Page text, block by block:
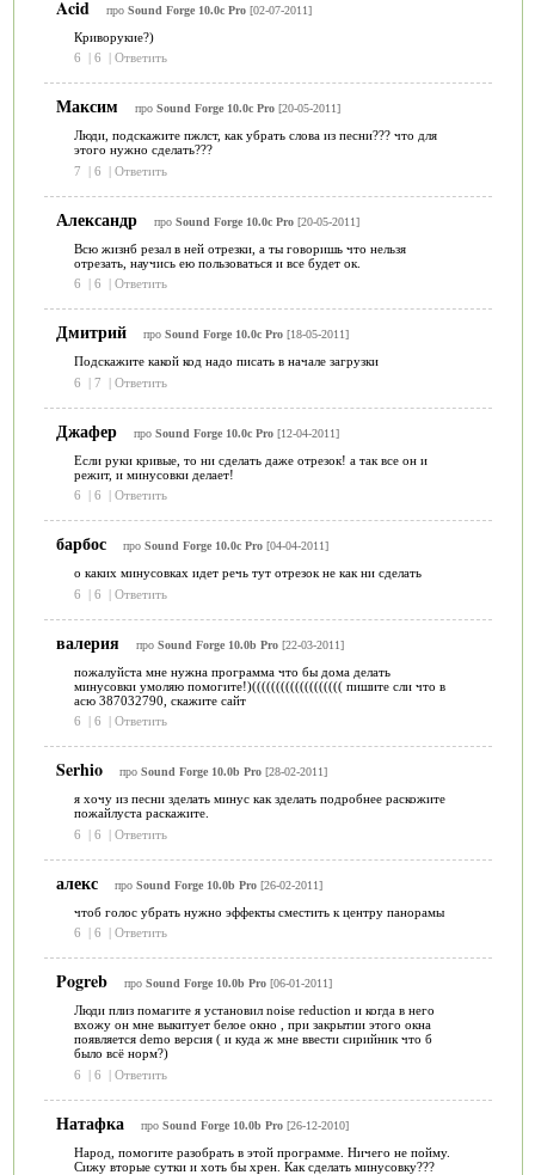
Acid про Sound Forge 10.0c Pro[02-07-2011]
Криворукие?)
6
| 6 | Ответить
Максим про Sound Forge 10.0c Pro[20-05-2011]
Люди, подскажите пжлст, как убрать слова из песни??? что для
этого нужно сделать???
7
| 6 | Ответить
Александр про Sound Forge 10.0c Pro[20-05-2011]
Всю жизнб резал в ней отрезки, а ты говоришь что нельзя
отрезать, научись ею пользоваться и все будет ок.
6
| 6 | Ответить
Дмитрий про Sound Forge 10.0c Pro[18-05-2011]
Подскажите какой код надо писать в начале загрузки
6
| 7 | Ответить
Джафер про Sound Forge 10.0c Pro[12-04-2011]
Если руки кривые, то ни сделать даже отрезок! а так все он и
режит, и минусовки делает!
6
| 6 | Ответить
барбос про Sound Forge 10.0c Pro[04-04-2011]
о каких минусовках идет речь тут отрезок не как ни сделать
6
| 6 | Ответить
валерия про Sound Forge 10.0b Pro[22-03-2011]
пожалуйста мне нужна программа что бы дома делать
минусовки умоляю помогите!)((((((((((((((((((( пишите сли что в
асю 387032790, скажите сайт
6
| 6 | Ответить
Serhio про Sound Forge 10.0b Pro[28-02-2011]
я хочу из песни зделать минус как зделать подробнее раскожите
пожайлуста раскажите.
6
| 6 | Ответить
алекс про Sound Forge 10.0b Pro[26-02-2011]
чтоб голос убрать нужно эффекты сместить к центру панорамы
6
| 6 | Ответить
Pogreb про Sound Forge 10.0b Pro[06-01-2011]
Люди плиз помагите я установил noise reduction и когда в него
вхожу он мне выкитует белое окно , при закрытии этого окна
появляется demo версия ( и куда ж мне ввести сирийник что б
было всё норм?)
6
| 6 | Ответить
Натафка про Sound Forge 10.0b Pro[26-12-2010]
Народ, помогите разобрать в этой программе. Ничего не пойму.
Сижу вторые сутки и хоть бы хрен. Как сделать минусовку???